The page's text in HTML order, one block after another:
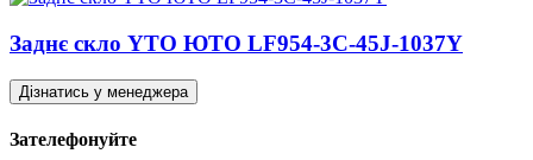
Заднє скло YTO ЮТО LF954-3C-45J-1037Y
Дізнатись у менеджера
Зателефонуйте